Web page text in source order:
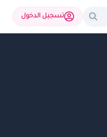
تسجيل الدخول